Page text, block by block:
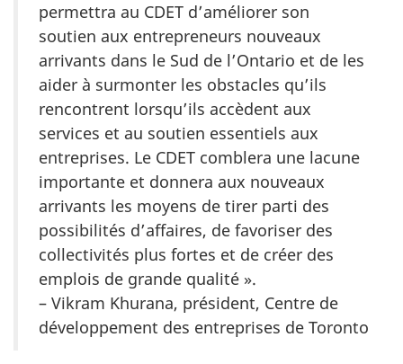
permettra au CDET d’améliorer son
soutien aux entrepreneurs nouveaux
arrivants dans le Sud de l’Ontario et de les
aider à surmonter les obstacles qu’ils
rencontrent lorsqu’ils accèdent aux
services et au soutien essentiels aux
entreprises. Le CDET comblera une lacune
importante et donnera aux nouveaux
arrivants les moyens de tirer parti des
possibilités d’affaires, de favoriser des
collectivités plus fortes et de créer des
emplois de grande qualité ».
– Vikram Khurana, président, Centre de
développement des entreprises de Toronto